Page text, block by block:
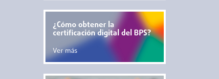
¿Cómo obtener la
certificación digital del BPS?
Ver más